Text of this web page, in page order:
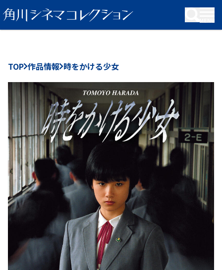
KADOKAWA Group
TOP 作品情報 時をかける少女